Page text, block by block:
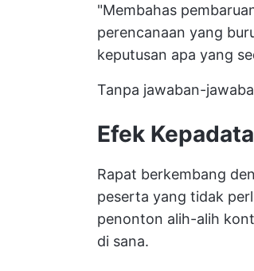
"Membahas
perencanaan yang
keputusan apa yang
Tanpa jawaban-
Efek
Rapat berkembang
peserta yang tidak
penonton alih-alih
di sana.